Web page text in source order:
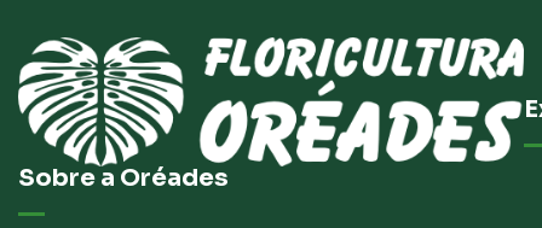
Sobre a Oréades